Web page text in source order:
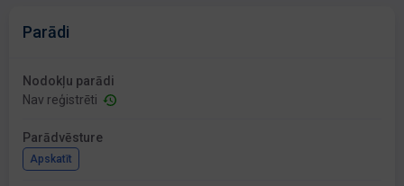
Parādi
Nodokļu parādi
Nav reģistrēti
Parādvēsture
Apskatīt